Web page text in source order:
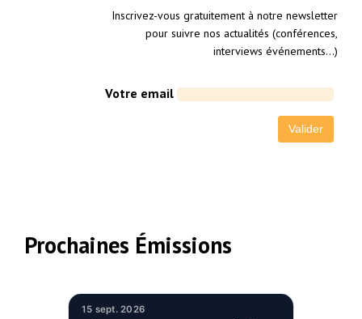
Inscrivez-vous gratuitement à notre newsletter
pour suivre nos actualités (conférences,
interviews événements…)
Votre email
Prochaines Émissions
15 sept. 2026